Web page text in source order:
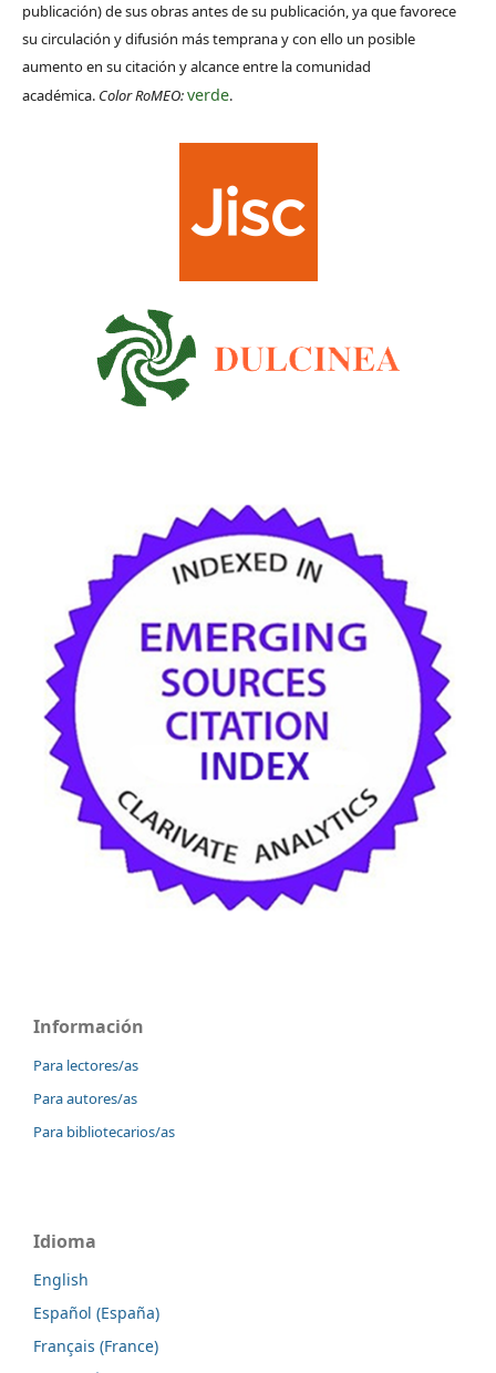
publicación) de sus obras antes de su publicación, ya que favorece
su circulación y difusión más temprana y con ello un posible
aumento en su citación y alcance entre la comunidad
académica. Color RoMEO:verde.
Información
Para lectores/as
Para autores/as
Para bibliotecarios/as
Idioma
English
Español (España)
Français (France)